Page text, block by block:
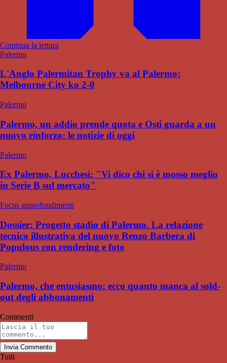
Continua la lettura
Palermo
L'Anglo Palermitan Trophy va al Palermo:
Melbourne City ko 2-0
Palermo
Palermo, un addio prende quota e Osti guarda a un
nuovo rinforzo: le notizie di oggi
Palermo
Ex Palermo, Lucchesi: "Vi dico chi si è mosso meglio
in Serie B sul mercato"
Focus approfondimenti
Dossier: Progetto stadio di Palermo. La relazione
tecnico illustrativa del nuovo Renzo Barbera di
Populous con rendering e foto
Palermo
Palermo, che entusiasmo: ecco quanto manca al sold-
out degli abbonamenti
Commenti
Invia Commento
Tutti